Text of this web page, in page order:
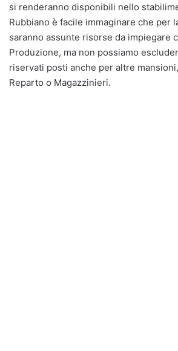
si renderanno disponibili nello
Rubbiano è facile immaginare che per
saranno assunte risorse da impiegare
Produzione, ma non possiamo
riservati posti anche per altre
Reparto o Magazzinieri.